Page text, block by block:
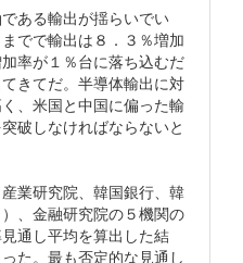
ある輸出が揺らいでい
でで輸出は８．３％増加
率が１％台に落ち込むだ
きてだ。半導体輸出に対
、米国と中国に偏った輸
破しなければならないと
業研究院、韓国銀行、韓
、金融研究院の５機関の
通し平均を算出した結
た。最も否定的な見通し